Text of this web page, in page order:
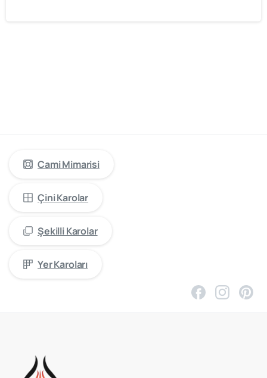
Cami Mimarisi
Çini Karolar
Şekilli Karolar
Yer Karoları